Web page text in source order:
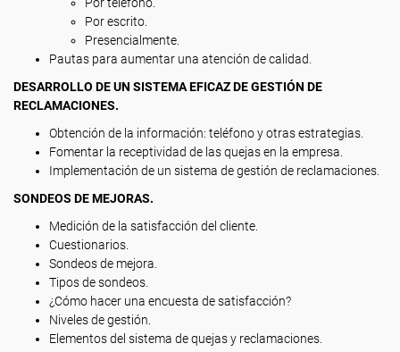
Por escrito.
Presencialmente.
Pautas para aumentar una atención de calidad.
DESARROLLO DE UN SISTEMA EFICAZ DE GESTIÓN DE
RECLAMACIONES.
Obtención de la información: teléfono y otras estrategias.
Fomentar la receptividad de las quejas en la empresa.
Implementación de un sistema de gestión de reclamaciones.
SONDEOS DE MEJORAS.
Medición de la satisfacción del cliente.
Cuestionarios.
Sondeos de mejora.
Tipos de sondeos.
¿Cómo hacer una encuesta de satisfacción?
Niveles de gestión.
Elementos del sistema de quejas y reclamaciones.